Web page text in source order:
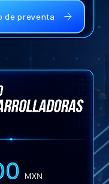
de preventa